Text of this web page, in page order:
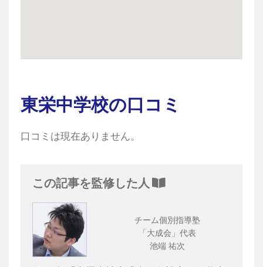
東栄中学校の口コミ
口コミは現在ありません。
この記事を監修した人
チーム個別指導塾
「大成会」代表
池端 祐次